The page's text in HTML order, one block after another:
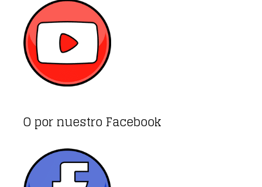
O por nuestro Facebook